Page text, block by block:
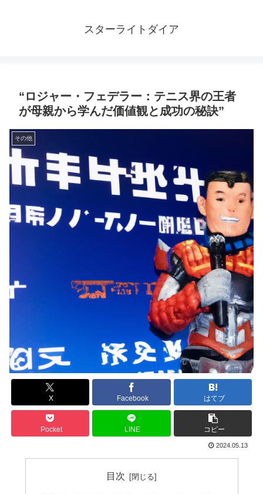
スターライトダイア
“ロジャー・フェデラー：テニス界の王者
が母親から学んだ価値観と成功の秘訣”
その他
X Facebook はてブ
Pocket LINE コピー
2024.05.13
目次